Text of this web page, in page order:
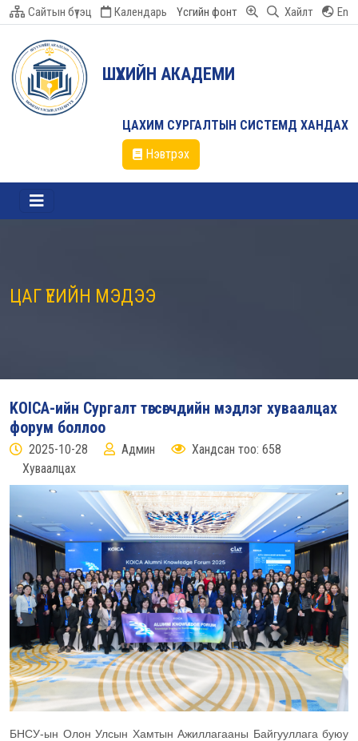
Сайтын бүтэц Календарь Үсгийн фонт Хайлт En
ШҮҮХИЙН АКАДЕМИ
ЦАХИМ СУРГАЛТЫН СИСТЕМД ХАНДАХ
Нэвтрэх
ЦАГ ҮЕИЙН МЭДЭЭ
KOICA-ийн Сургалт төгсөгчдийн мэдлэг хуваалцах
форум боллоо
2025-10-28 Админ
Хандсан тоо: 658
Хуваалцах
БНСУ-ын Олон Улсын Хамтын Ажиллагааны Байгууллага буюу